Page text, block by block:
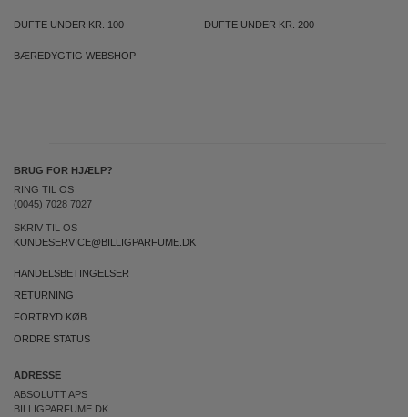
DUFTE UNDER KR. 100 DUFTE UNDER KR. 200
BÆREDYGTIG WEBSHOP
BRUG FOR HJÆLP?
RING TIL OS
(0045) 7028 7027
SKRIV TIL OS
KUNDESERVICE@BILLIGPARFUME.DK
HANDELSBETINGELSER
RETURNING
FORTRYD KØB
ORDRE STATUS
ADRESSE
ABSOLUTT APS
BILLIGPARFUME.DK